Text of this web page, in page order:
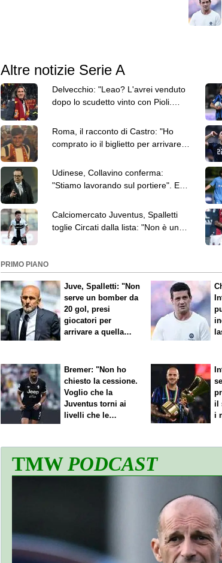
Altre notizie Serie A
Delvecchio: "Leao? L'avrei venduto
dopo lo scudetto vinto con Pioli.
Roma, il racconto di Castro: "Ho
comprato io il biglietto per arrivare a
Udinese, Collavino conferma:
"Stiamo lavorando sul portiere". Ed
Calciomercato Juventus, Spalletti
toglie Circati dalla lista: "Non è un
PRIMO PIANO
Juve, Spalletti: "Non
serve un bomber da
20 gol, presi
giocatori per
arrivare a quella
Bremer: "Non ho
chiesto la cessione.
Voglio che la
Juventus torni ai
livelli che le
il
i
TMWPODCAST